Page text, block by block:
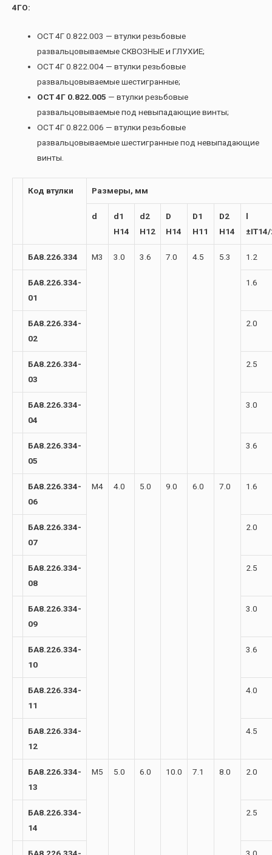
4ГО:
ОСТ 4Г 0.822.003 — втулки резьбовые
развальцовываемые СКВОЗНЫЕ и ГЛУХИЕ;
ОСТ 4Г 0.822.004 — втулки резьбовые
развальцовываемые шестигранные;
ОСТ 4Г 0.822.005 — втулки резьбовые
развальцовываемые под невыпадающие винты;
ОСТ 4Г 0.822.006 — втулки резьбовые
развальцовываемые шестигранные под невыпадающие
винты.
Код втулки Размеры, мм
d
d1
H14
d2
H12
D
H14
D1
H11
D2
H14
l
БА8.226.334 М3 3.0 3.6 7.0 4.5 5.3 1.2
БА8.226.334-
01
1.6
БА8.226.334-
02
2.0
БА8.226.334-
03
2.5
БА8.226.334-
04
3.0
БА8.226.334-
05
3.6
БА8.226.334-
06
М4 4.0 5.0 9.0 6.0 7.0 1.6
БА8.226.334-
07
2.0
БА8.226.334-
08
2.5
БА8.226.334-
09
3.0
БА8.226.334-
10
3.6
БА8.226.334-
11
4.0
БА8.226.334-
12
4.5
БА8.226.334-
13
М5 5.0 6.0 10.0 7.1 8.0 2.0
БА8.226.334-
14
2.5